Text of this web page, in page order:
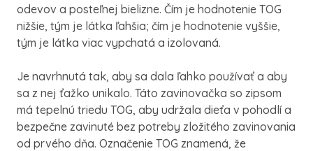
odevov a posteľnej bielizne. Čím je hodnotenie TOG
nižšie, tým je látka ľahšia; čím je hodnotenie vyššie,
tým je látka viac vypchatá a izolovaná.
Je navrhnutá tak, aby sa dala ľahko používať a aby
sa z nej ťažko unikalo. Táto zavinovačka so zipsom
má tepelnú triedu TOG, aby udržala dieťa v pohodlí a
bezpečne zavinuté bez potreby zložitého zavinovania
od prvého dňa. Označenie TOG znamená, že